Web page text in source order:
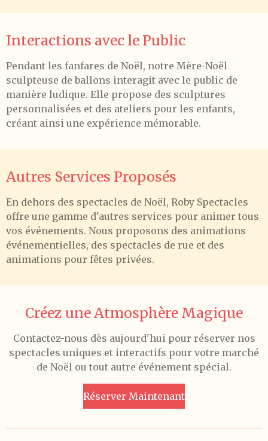
Interactions avec le Public
Pendant les fanfares de Noël, notre Mère-Noël
sculpteuse de ballons interagit avec le public de
manière ludique. Elle propose des sculptures
personnalisées et des ateliers pour les enfants,
créant ainsi une expérience mémorable.
Autres Services Proposés
En dehors des spectacles de Noël, Roby Spectacles
offre une gamme d'autres services pour animer tous
vos événements. Nous proposons des animations
événementielles, des spectacles de rue et des
animations pour fêtes privées.
Créez une Atmosphère Magique
Contactez-nous dès aujourd'hui pour réserver nos
spectacles uniques et interactifs pour votre marché
de Noël ou tout autre événement spécial.
Réserver Maintenant